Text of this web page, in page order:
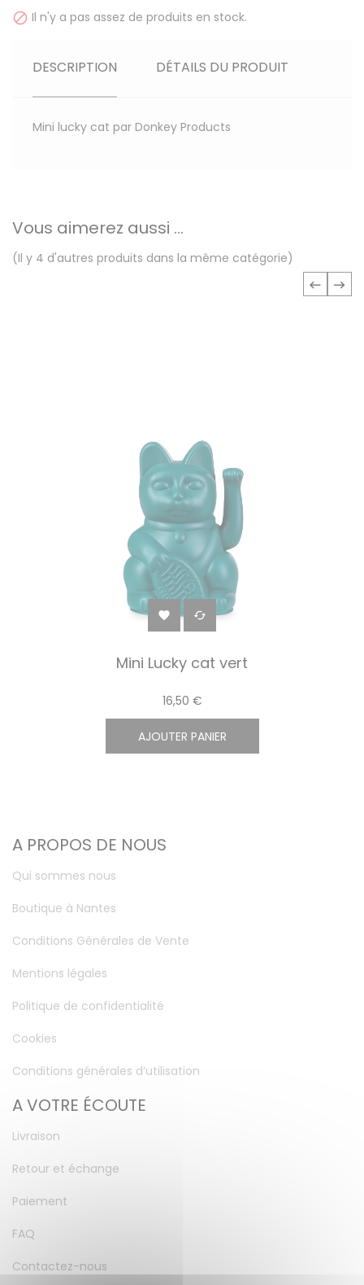
 Il n'y a pas assez de produits en stock.
DESCRIPTION DÉTAILS DU PRODUIT
Mini lucky cat par Donkey Products
Vous aimerez aussi ...
(Il y 4 d'autres produits dans la même catégorie)
 
Mini Lucky cat vert
16,50 €
AJOUTER PANIER
A PROPOS DE NOUS
Qui sommes nous
Boutique à Nantes
Conditions Générales de Vente
Mentions légales
Politique de confidentialité
Cookies
Conditions générales d’utilisation
A VOTRE ÉCOUTE
Livraison
Retour et échange
Paiement
FAQ
Contactez-nous